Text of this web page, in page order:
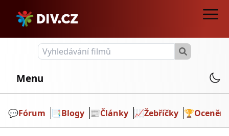
Menu
💬️Fórum 📑Blogy 📰Články 📈Žebříčky 🏆Ocenění